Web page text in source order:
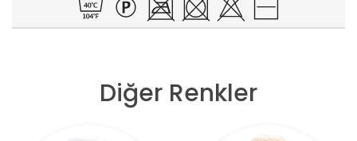
Diğer Renkler